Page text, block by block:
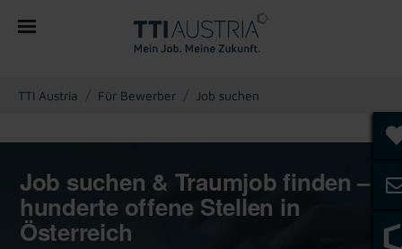
You are here:
TTI Austria Für Bewerber Job suchen
Job suchen & Traumjob finden –
hunderte offene Stellen in
Österreich